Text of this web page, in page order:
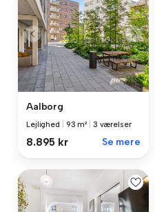
Aalborg
Lejlighed 93 m² 3 værelser
8.895 kr Se mere